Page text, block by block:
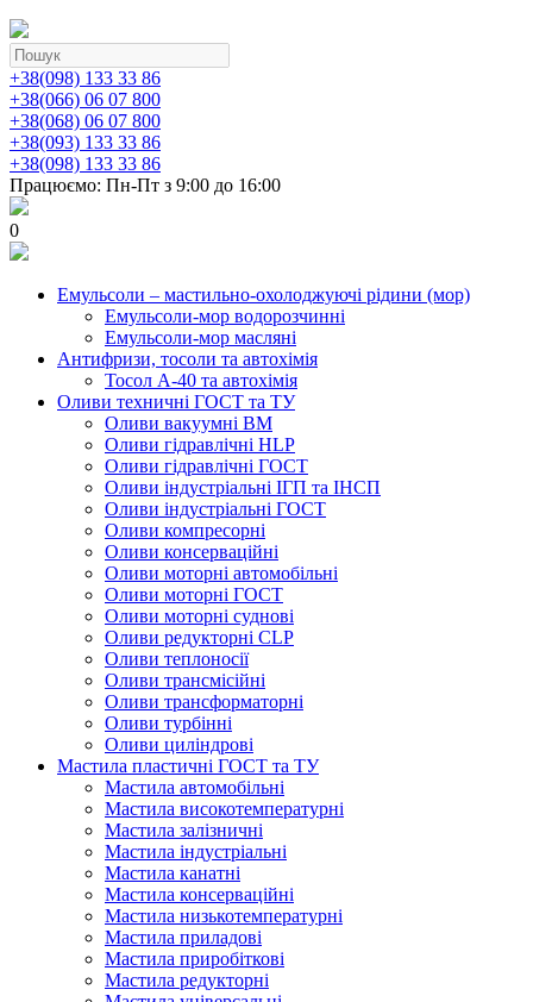
+38(098) 133 33 86
+38(066) 06 07 800
+38(068) 06 07 800
+38(093) 133 33 86
+38(098) 133 33 86
Працюємо: Пн-Пт з 9:00 до 16:00
0
Емульсоли – мастильно-охолоджуючі рідини (мор)
Емульсоли-мор водорозчинні
Емульсоли-мор масляні
Антифризи, тосоли та автохімія
Тосол А-40 та автохімія
Оливи техничні ГОСТ та ТУ
Оливи вакуумні ВМ
Оливи гідравлічні HLP
Оливи гідравлічні ГОСТ
Оливи індустріальні ІГП та ІНСП
Оливи індустріальні ГОСТ
Оливи компресорні
Оливи консерваційні
Оливи моторні автомобільні
Оливи моторні ГОСТ
Оливи моторні суднові
Оливи редукторні CLP
Оливи теплоносії
Оливи трансмісійні
Оливи трансформаторні
Оливи турбінні
Оливи циліндрові
Мастила пластичні ГОСТ та ТУ
Мастила автомобільні
Мастила високотемпературні
Мастила залізничні
Мастила індустріальні
Мастила канатні
Мастила консерваційні
Мастила низькотемпературні
Мастила приладові
Мастила приробіткові
Мастила редукторні